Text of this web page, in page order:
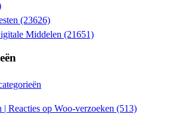
(23626)
Middelen (21651)
| Reacties op Woo-verzoeken (513)